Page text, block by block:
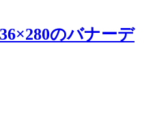
のバナーデ